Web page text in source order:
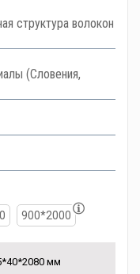
структура волокон
(Словения,
900*2000
мм